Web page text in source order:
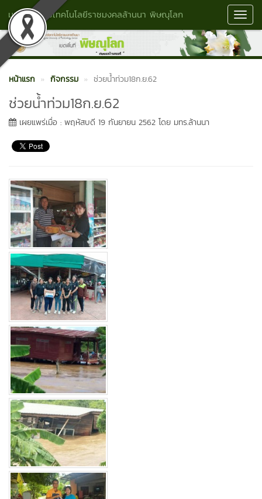
มหาวิทยาลัยเทคโนโลยีราชมงคลล้านนา พิษณุโลก
หน้าแรก กิจกรรม ช่วยน้ำท่วม18ก.ย.62
ช่วยน้ำท่วม18ก.ย.62
เผยแพร่เมื่อ : พฤหัสบดี 19 กันยายน 2562 โดย มทร.ล้านนา